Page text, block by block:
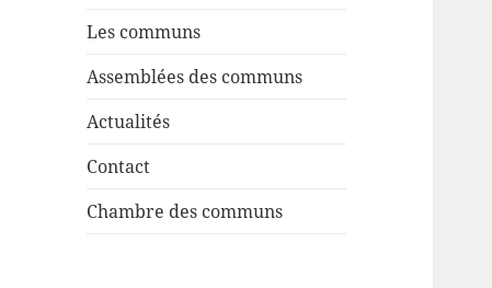
Les communs
Assemblées des communs
Actualités
Contact
Chambre des communs